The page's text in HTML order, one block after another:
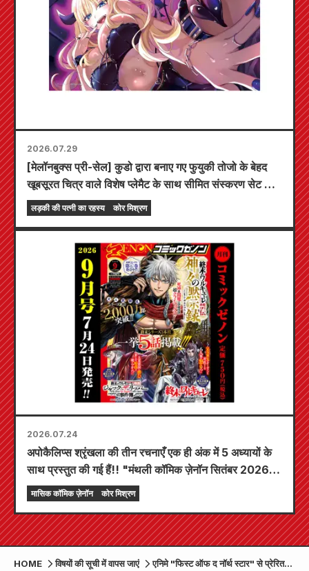
2026.07.29
[मेलॉनबुक्स प्री-सेल] कुडो द्वारा बनाए गए फुयुकी तोजो के बेहद
खूबसूरत चित्र वाले विशेष प्लेमैट के साथ सीमित संस्करण सेट के
लिए प्री-ऑर्डर अब शुरू हो गए हैं! "द सीक्रेट ऑफ द गैल ब्राइड"
का नवीनतम खंड 6 20 अक्टूबर को रिलीज़ होने वाला है!
लड़की की पत्नी का रहस्य कोर मिश्रण
2026.07.24
अपोकैलिप्स श्रृंखला की तीन रचनाएँ एक ही अंक में 5 अध्यायों के
साथ प्रस्तुत की गई हैं!! "मंथली कॉमिक ज़ेनॉन सितंबर 2026
अंक" 24 जुलाई से बिक्री के लिए उपलब्ध होगा!!
मासिक कॉमिक ज़ेनॉन कोर मिश्रण
HOME विषयों की सूची में वापस जाएं
एनिमे "फिस्ट ऑफ द नॉर्थ स्टार" से प्रेरित